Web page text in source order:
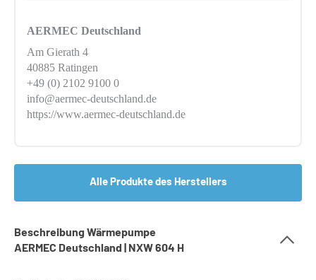
AERMEC Deutschland
Am Gierath 4
40885 Ratingen
+49 (0) 2102 9100 0
info@aermec-deutschland.de
https://www.aermec-deutschland.de
Alle Produkte des Herstellers
Beschreibung Wärmepumpe
AERMEC Deutschland | NXW 604 H